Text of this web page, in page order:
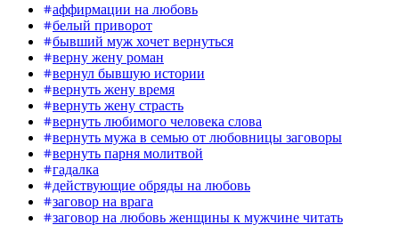
аффирмации на любовь
белый приворот
бывший муж хочет вернуться
верну жену роман
вернул бывшую истории
вернуть жену время
вернуть жену страсть
вернуть любимого человека слова
вернуть мужа в семью от любовницы заговоры
вернуть парня молитвой
гадалка
действующие обряды на любовь
заговор на врага
заговор на любовь женщины к мужчине читать